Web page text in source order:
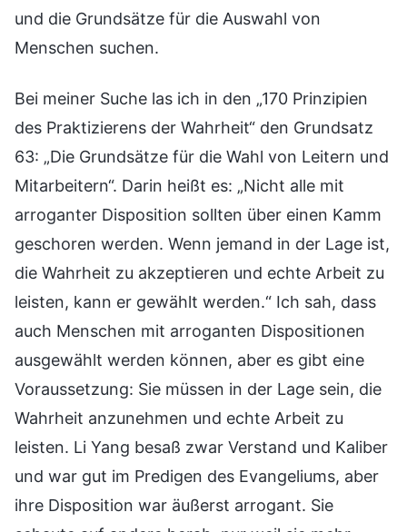
und die Grundsätze für die Auswahl von
Menschen suchen.
Bei meiner Suche las ich in den „170 Prinzipien
des Praktizierens der Wahrheit“ den Grundsatz
63: „Die Grundsätze für die Wahl von Leitern und
Mitarbeitern“. Darin heißt es: „Nicht alle mit
arroganter Disposition sollten über einen Kamm
geschoren werden. Wenn jemand in der Lage ist,
die Wahrheit zu akzeptieren und echte Arbeit zu
leisten, kann er gewählt werden.“ Ich sah, dass
auch Menschen mit arroganten Dispositionen
ausgewählt werden können, aber es gibt eine
Voraussetzung: Sie müssen in der Lage sein, die
Wahrheit anzunehmen und echte Arbeit zu
leisten. Li Yang besaß zwar Verstand und Kaliber
und war gut im Predigen des Evangeliums, aber
ihre Disposition war äußerst arrogant. Sie